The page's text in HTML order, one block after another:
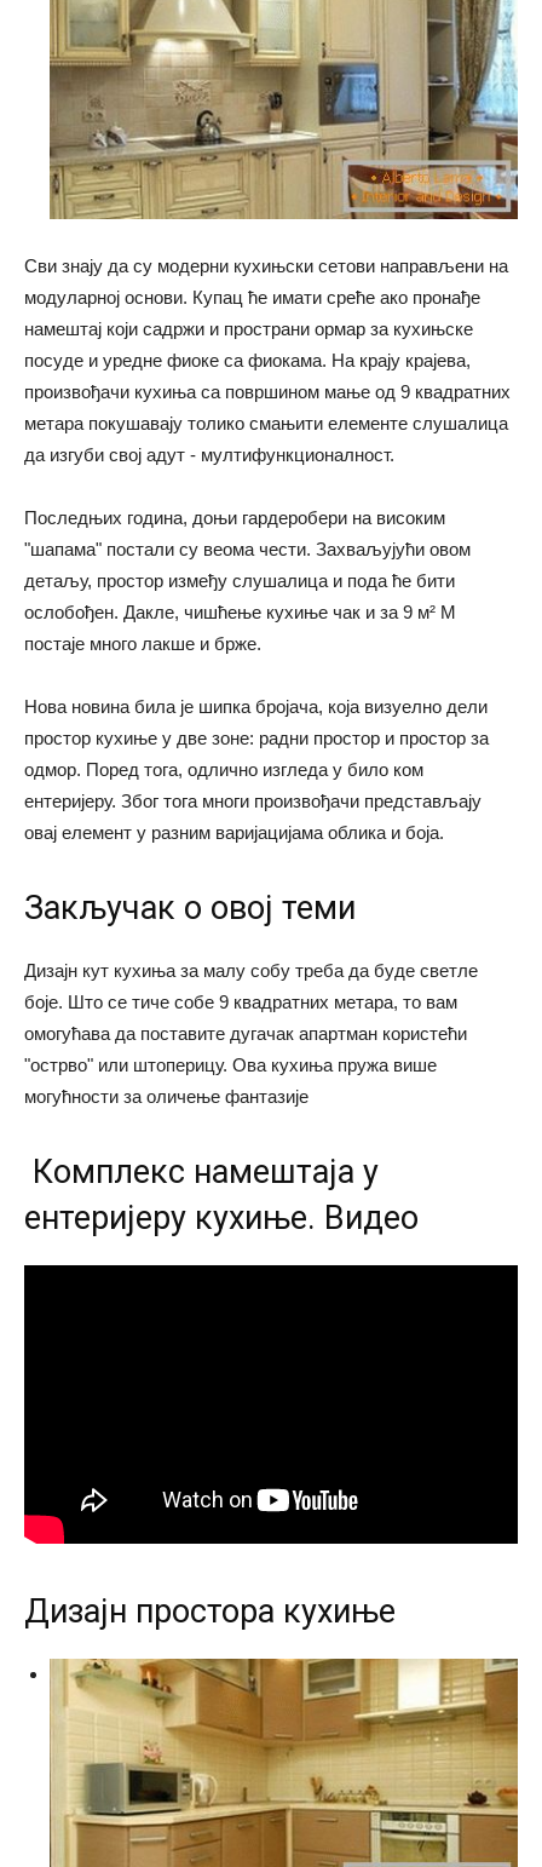
Сви знају да су модерни кухињски сетови направљени на
модуларној основи. Купац ће имати среће ако пронађе
намештај који садржи и пространи ормар за кухињске
посуде и уредне фиоке са фиокама. На крају крајева,
произвођачи кухиња са површином мање од 9 квадратних
метара покушавају толико смањити елементе слушалица
да изгуби свој адут - мултифункционалност.
Последњих година, доњи гардеробери на високим
"шапама" постали су веома чести. Захваљујући овом
детаљу, простор између слушалица и пода ће бити
ослобођен. Дакле, чишћење кухиње чак и за 9 м² М
постаје много лакше и брже.
Нова новина била је шипка бројача, која визуелно дели
простор кухиње у две зоне: радни простор и простор за
одмор. Поред тога, одлично изгледа у било ком
ентеријеру. Због тога многи произвођачи представљају
овај елемент у разним варијацијама облика и боја.
Закључак о овој теми
Дизајн кут кухиња за малу собу треба да буде светле
боје. Што се тиче собе 9 квадратних метара, то вам
омогућава да поставите дугачак апартман користећи
"острво" или штоперицу. Ова кухиња пружа више
могућности за оличење фантазије
Комплекс намештаја у
ентеријеру кухиње. Видео
Дизајн простора кухиње